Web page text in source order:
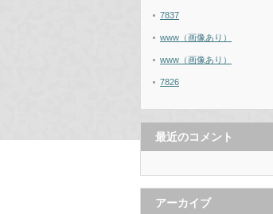
7837
www（画像あり）
www（画像あり）
7826
最近のコメント
アーカイブ